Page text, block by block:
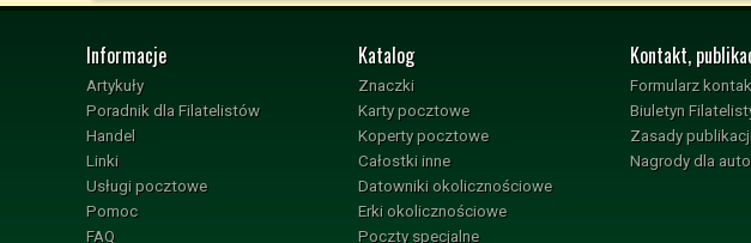
Informacje
Artykuły
Poradnik dla Filatelistów
Handel
Linki
Usługi pocztowe
Pomoc
FAQ
Katalog
Znaczki
Karty pocztowe
Koperty pocztowe
Całostki inne
Datowniki okolicznościowe
Erki okolicznościowe
Poczty specjalne
Kontakt,
Formularz
Biuletyn
Zasady
Nagrody dla